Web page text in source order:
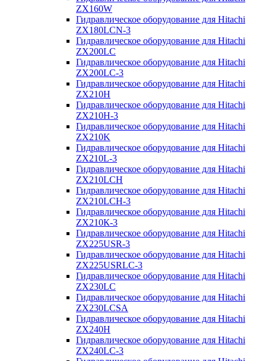
ZX160W
Гидравлическое оборудование для Hitachi
ZX180LCN-3
Гидравлическое оборудование для Hitachi
ZX200LC
Гидравлическое оборудование для Hitachi
ZX200LC-3
Гидравлическое оборудование для Hitachi
ZX210H
Гидравлическое оборудование для Hitachi
ZX210H-3
Гидравлическое оборудование для Hitachi
ZX210K
Гидравлическое оборудование для Hitachi
ZX210L-3
Гидравлическое оборудование для Hitachi
ZX210LCH
Гидравлическое оборудование для Hitachi
ZX210LCH-3
Гидравлическое оборудование для Hitachi
ZX210К-3
Гидравлическое оборудование для Hitachi
ZX225USR-3
Гидравлическое оборудование для Hitachi
ZX225USRLC-3
Гидравлическое оборудование для Hitachi
ZX230LC
Гидравлическое оборудование для Hitachi
ZX230LCSA
Гидравлическое оборудование для Hitachi
ZX240H
Гидравлическое оборудование для Hitachi
ZX240LC-3